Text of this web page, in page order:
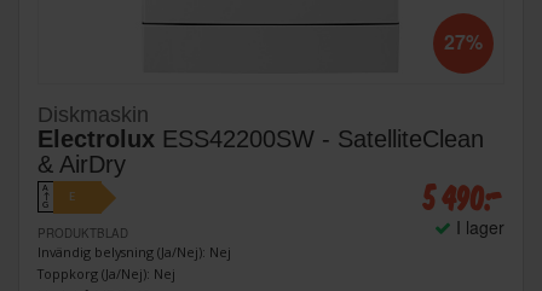
27%
Diskmaskin
Electrolux ESS42200SW - SatelliteClean
& AirDry
A
↑
G
E
PRODUKTBLAD
Invändig belysning (Ja/Nej): Nej
Toppkorg (Ja/Nej): Nej
5 490:-
I lager